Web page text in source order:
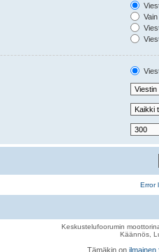
Error
Keskustelufoorumin
Käännös,
Tämäkin on ilmainen